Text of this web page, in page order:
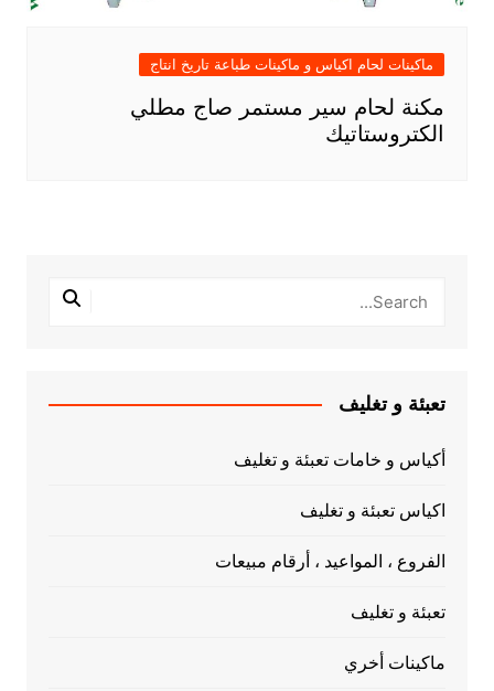
ماكينات لحام اكياس و ماكينات طباعة تاريخ انتاج
مكنة لحام سير مستمر صاج مطلي
الكتروستاتيك
تعبئة و تغليف
أكياس و خامات تعبئة و تغليف
اكياس تعبئة و تغليف
الفروع ، المواعيد ، أرقام مبيعات
تعبئة و تغليف
ماكينات أخري